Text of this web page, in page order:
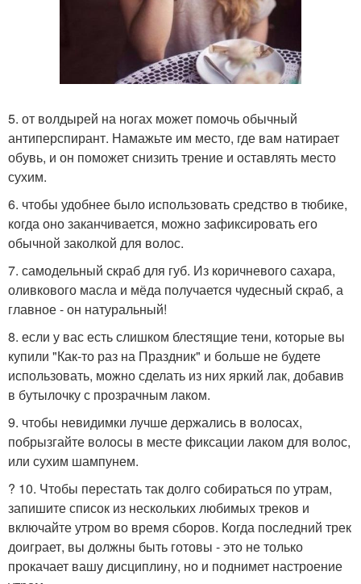
5. от волдырей на ногах может помочь обычный
антиперспирант. Намажьте им место, где вам натирает
обувь, и он поможет снизить трение и оставлять место
сухим.
6. чтобы удобнее было использовать средство в тюбике,
когда оно заканчивается, можно зафиксировать его
обычной заколкой для волос.
7. самодельный скраб для губ. Из коричневого сахара,
оливкового масла и мёда получается чудесный скраб, а
главное - он натуральный!
8. если у вас есть слишком блестящие тени, которые вы
купили "Как-то раз на Праздник" и больше не будете
использовать, можно сделать из них яркий лак, добавив
в бутылочку с прозрачным лаком.
9. чтобы невидимки лучше держались в волосах,
побрызгайте волосы в месте фиксации лаком для волос,
или сухим шампунем.
? 10. Чтобы перестать так долго собираться по утрам,
запишите список из нескольких любимых треков и
включайте утром во время сборов. Когда последний трек
доиграет, вы должны быть готовы - это не только
прокачает вашу дисциплину, но и поднимет настроение